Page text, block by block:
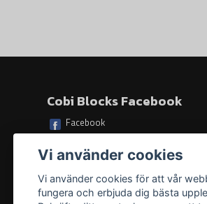
byggklossarna är exakt monterade och
långa livslängd.
gör monteringen av modellen enkel
modellbyggare.
Cobi Blocks Facebook
Facebook
Vi använder cookies
Vi använder cookies för att vår
fungera och erbjuda dig bästa